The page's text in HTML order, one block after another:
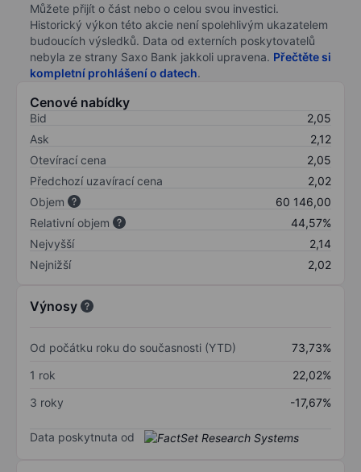
Můžete přijít o část nebo o celou svou investici.
Historický výkon této akcie není spolehlivým ukazatelem
budoucích výsledků. Data od externích poskytovatelů
nebyla ze strany Saxo Bank jakkoli upravena. Přečtěte si
kompletní prohlášení o datech.
Cenové nabídky
Bid
2,05
Ask
2,12
Otevírací cena
2,05
Předchozí uzavírací cena
2,02
Objem
60 146,00
Relativní objem
44,57%
Nejvyšší
2,14
Nejnižší
2,02
Výnosy
Od počátku roku do současnosti (YTD)
73,73%
1 rok
22,02%
3 roky
-17,67%
Data poskytnuta od